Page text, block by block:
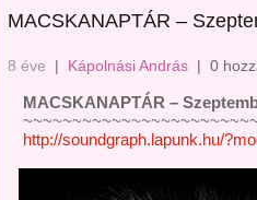
MACSKANAPTÁR –
8 éve | Kápolnási András | 0
MACSKANAPTÁR –
http://soundgraph.lapunk.hu/